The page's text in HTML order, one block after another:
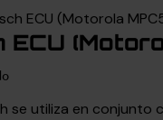
ECU (Motorola
se utiliza en conjunto